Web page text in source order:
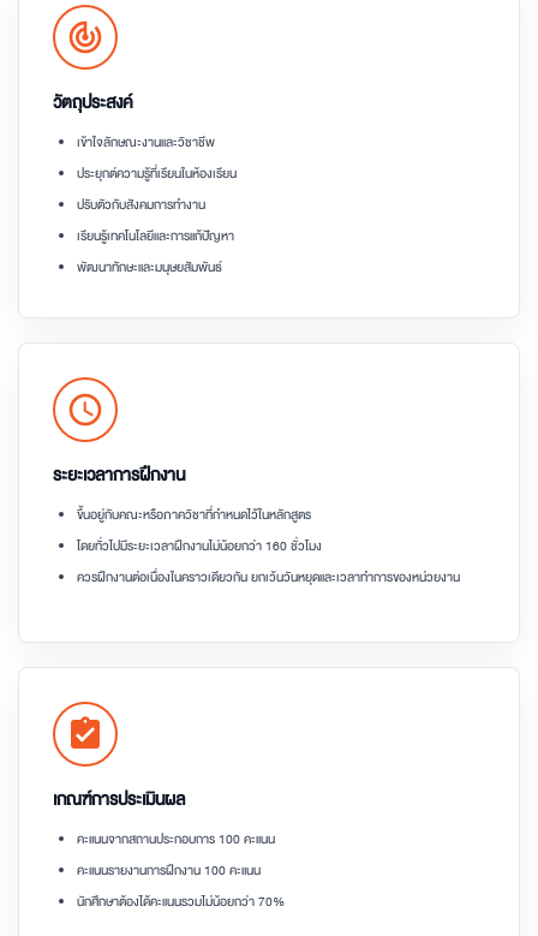
track_changes
วัตถุประสงค์
เข้าใจลักษณะงานและวิชาชีพ
ประยุกต์ความรู้ที่เรียนในห้องเรียน
ปรับตัวกับสังคมการทำงาน
เรียนรู้เทคโนโลยีและการแก้ปัญหา
พัฒนาทักษะและมนุษยสัมพันธ์
schedule
ระยะเวลาการฝึกงาน
ขึ้นอยู่กับคณะหรือภาควิชาที่กำหนดไว้ในหลักสูตร
โดยทั่วไปมีระยะเวลาฝึกงานไม่น้อยกว่า 160 ชั่วโมง
ควรฝึกงานต่อเนื่องในคราวเดียวกัน ยกเว้นวันหยุดและเวลาทำการของหน่วยงาน
assignment_turned_in
เกณฑ์การประเมินผล
คะแนนจากสถานประกอบการ 100 คะแนน
คะแนนรายงานการฝึกงาน 100 คะแนน
นักศึกษาต้องได้คะแนนรวมไม่น้อยกว่า 70%